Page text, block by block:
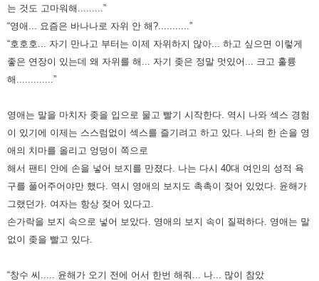
는 것도 고마워해.........”
“영애... 요즘은 바나나로 자위 안 해?...........”
“호호호... 자기 만나고 부터는 이제 자위하지 않아... 하고 싶으면 이렇게
좋은 연장이 있는데 왜 자위를 해... 자기 좆은 정말 멋있어... 크고 훌륭
해.............”
영애는 말을 마치자 좆을 입으로 물고 빨기 시작한다. 역시 나와 섹스 경험
이 있기에 이제는 스스럼없이 섹스를 즐기려고 하고 있다. 나의 한 손을 영
애의 치마를 올리고 엉덩이 쪽으로
해서 팬티 안에 손을 넣어 보지를 만졌다. 나는 다시 40대 여인의 성적 욕
구를 풀어주어야만 했다. 역시 영애의 보지도 촉촉이 젖어 있었다. 윤해가
그랬던가. 여자는 항상 젖어 있다고.
손가락을 보지 속으로 넣어 보았다. 영애의 보지 속이 질퍽하다. 영애는 말
없이 좆을 빨고 있다.
“창수 씨..... 윤해가 오기 전에 어서 한번 해줘... 나... 많이 참았